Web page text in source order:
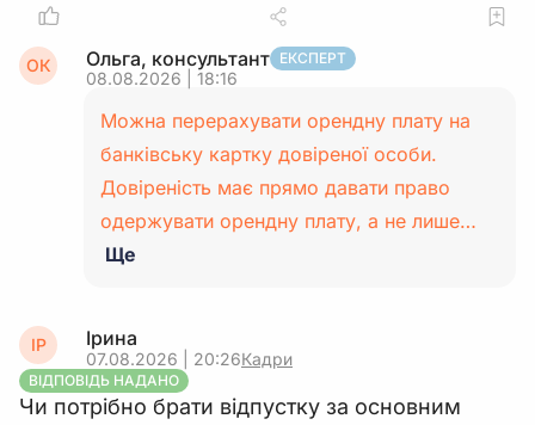
ОК Ольга, консультант ЕКСПЕРТ
08.08.2026 | 18:16
Можна перерахувати орендну плату на
банківську картку довіреної особи.
Довіреність має прямо давати право
одержувати орендну плату, а не лише…
Ще
ІР Ірина
07.08.2026 | 20:26Кадри
ВІДПОВІДЬ НАДАНО
Чи потрібно брати відпустку за основним